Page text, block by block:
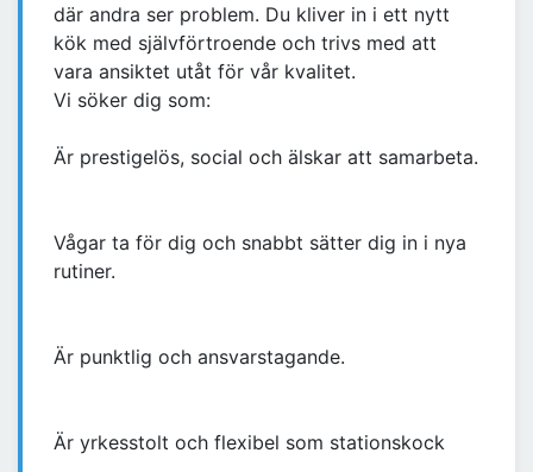
där andra ser problem. Du kliver in i ett nytt
kök med självförtroende och trivs med att
vara ansiktet utåt för vår kvalitet.
Vi söker dig som:
Är prestigelös, social och älskar att samarbeta.
Vågar ta för dig och snabbt sätter dig in i nya
rutiner.
Är punktlig och ansvarstagande.
Är yrkesstolt och flexibel som stationskock